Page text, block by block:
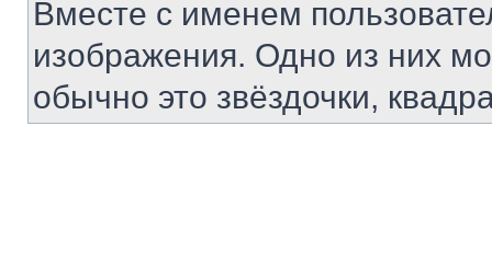
Вместе с именем
изображения. Одно из них
обычно это звёздочки,